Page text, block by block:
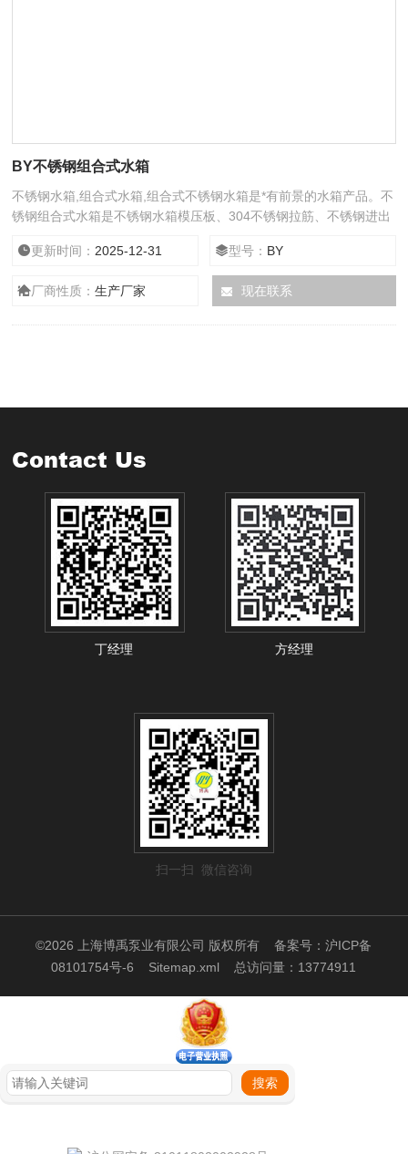
BY不锈钢组合式水箱
不锈钢水箱,组合式水箱,组合式不锈钢水箱是*有前景的水箱产品。不
锈钢组合式水箱是不锈钢水箱模压板、304不锈钢拉筋、不锈钢进出
更新时间： 2025-12-31 型号： BY
厂商性质：生产厂家 现在联系
Contact Us
丁经理 方经理
扫一扫 微信咨询
©2026 上海博禹泵业有限公司 版权所有备案号：沪ICP备
08101754号-6
Sitemap.xml 总访问量：13774911